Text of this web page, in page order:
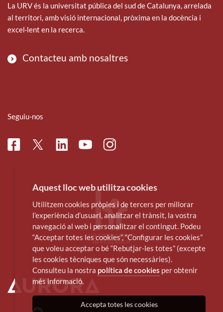
La URV és la universitat pública del sud de Catalunya, arrelada
al territori, amb visió internacional, pròxima en la docència i
excel·lent en la recerca.
Contacteu amb nosaltres
Seguiu-nos
FacebookTwitterLinkedinYoutubeInstagram
Aquest lloc web utilitza cookies
Utilitzem cookies pròpies i de tercers per millorar
l’experiència d’usuari, analitzar el trànsit, la vostra
navegació al web i personalitzar el contingut. Podeu
“Acceptar totes les cookies”, “Configurar les cookies”
que voleu acceptar o bé “Rebutjar-les totes” (excepte
les cookies tècniques que són necessàries).
Consulteu la nostra política de cookies per obtenir
més informació.
Accepta totes les cookies